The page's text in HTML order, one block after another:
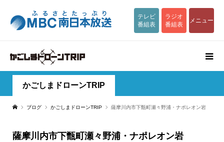
テレビ
番組表
ラジオ
番組表
メニュー
かごしまドローンTRIP
ブログ かごしまドローンTRIP 薩摩川内市下甑町瀬々野浦・ナポレオン岩
薩摩川内市下甑町瀬々野浦・ナポレオン岩